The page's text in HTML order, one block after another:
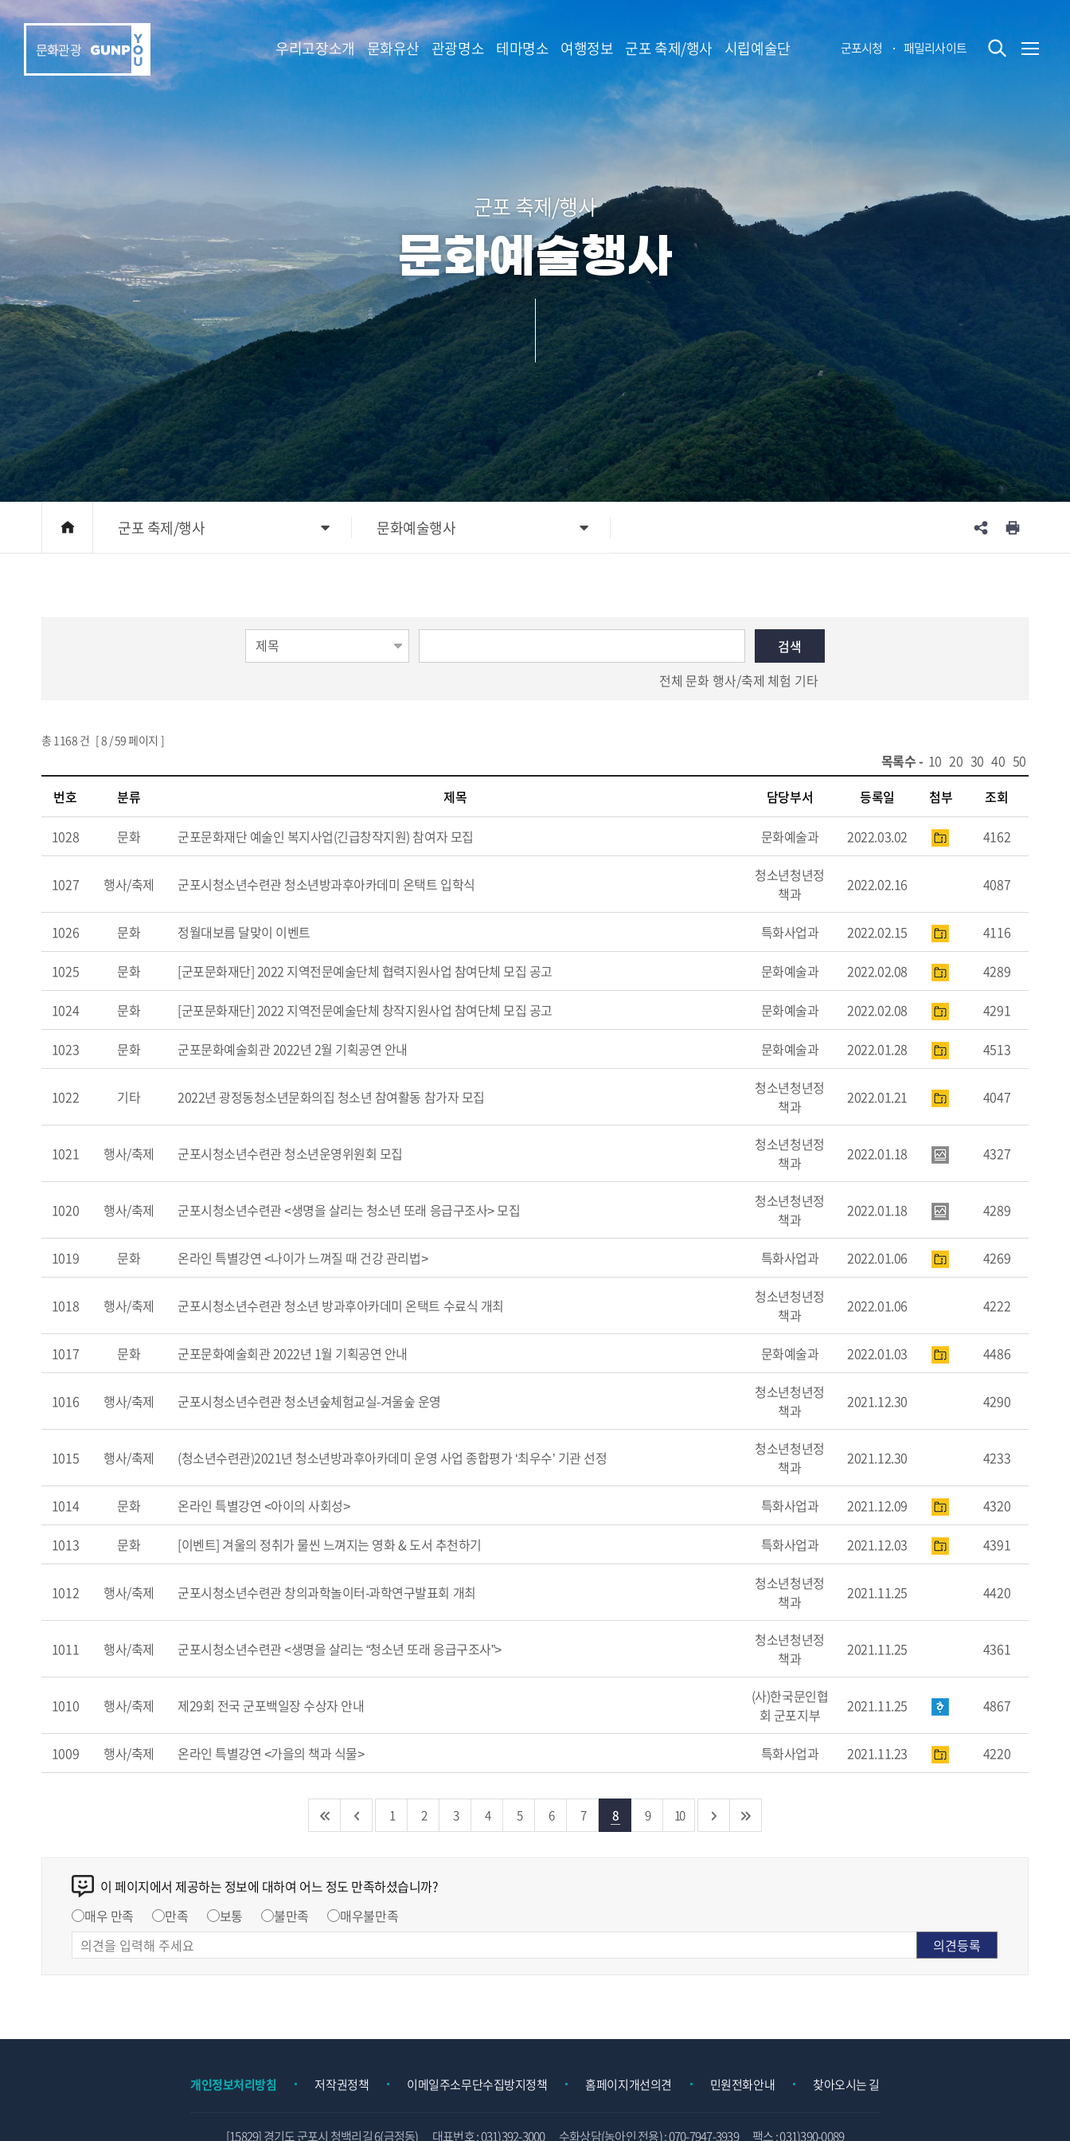
본문 바로가기
문화관광 우리고장소개 문화유산 관광명소 테마명소 여행정보 군포 축제/행사 시립예술단 군포시청 패밀리사이트
군포 축제/행사
문화예술행사
군포 축제/행사 문화예술행사
전체 문화 행사/축제 체험 기타
총 1168 건 [8 / 59 페이지 ]
목록수 - 10 20 30 40 50
번호
분류 제목 담당부서 등록일 첨부 조회
1028 문화 군포문화재단 예술인 복지사업(긴급창작지원) 참여자 모집 문화예술과 2022.03.02 4162
1027 행사/축제 군포시청소년수련관 청소년방과후아카데미 온택트 입학식
청소년청년정
책과
2022.02.16 4087
1026 문화 정월대보름 달맞이 이벤트 특화사업과 2022.02.15 4116
1025 문화 [군포문화재단] 2022 지역전문예술단체 협력지원사업 참여단체 모집 공고 문화예술과 2022.02.08 4289
1024 문화 [군포문화재단] 2022 지역전문예술단체 창작지원사업 참여단체 모집 공고 문화예술과 2022.02.08 4291
1023 문화 군포문화예술회관 2022년 2월 기획공연 안내 문화예술과 2022.01.28 4513
1022 기타 2022년 광정동청소년문화의집 청소년 참여활동 참가자 모집
청소년청년정
책과
2022.01.21 4047
1021 행사/축제 군포시청소년수련관 청소년운영위원회 모집
청소년청년정
책과
2022.01.18 4327
1020 행사/축제 군포시청소년수련관 <생명을 살리는 청소년 또래 응급구조사> 모집
청소년청년정
책과
2022.01.18 4289
1019 문화 온라인 특별강연 <나이가 느껴질 때 건강 관리법> 특화사업과 2022.01.06 4269
1018 행사/축제 군포시청소년수련관 청소년 방과후아카데미 온택트 수료식 개최
청소년청년정
책과
2022.01.06 4222
1017 문화 군포문화예술회관 2022년 1월 기획공연 안내 문화예술과 2022.01.03 4486
1016 행사/축제 군포시청소년수련관 청소년숲체험교실-겨울숲 운영
청소년청년정
책과
2021.12.30 4290
1015 행사/축제 (청소년수련관)2021년 청소년방과후아카데미 운영 사업 종합평가 ‘최우수’ 기관 선정
청소년청년정
책과
2021.12.30 4233
1014 문화 온라인 특별강연 <아이의 사회성> 특화사업과 2021.12.09 4320
1013 문화 [이벤트] 겨울의 정취가 물씬 느껴지는 영화 & 도서 추천하기 특화사업과 2021.12.03 4391
1012 행사/축제 군포시청소년수련관 창의과학놀이터-과학연구발표회 개최
청소년청년정
책과
2021.11.25 4420
1011 행사/축제 군포시청소년수련관 <생명을 살리는 “청소년 또래 응급구조사”>
청소년청년정
책과
2021.11.25 4361
1010 행사/축제 제29회 전국 군포백일장 수상자 안내
(사)한국문인협
회 군포지부
2021.11.25 4867
1009 행사/축제 온라인 특별강연 <가을의 책과 식물> 특화사업과 2021.11.23 4220
1 2 3 4 5 6 7 8 9 10
이 페이지에서 제공하는 정보에 대하여 어느 정도 만족하셨습니까?
매우 만족
만족 보통 불만족 매우불만족
개인정보처리방침 저작권정책 이메일주소무단수집방지정책 홈페이지개선의견 민원전화안내 찾아오시는 길
[15829] 경기도 군포시 청백리길 6(금정동) 대표번호 : 031)392-3000 수화상담(농아인 전용) : 070-7947-3939 팩스 : 031)390-0089